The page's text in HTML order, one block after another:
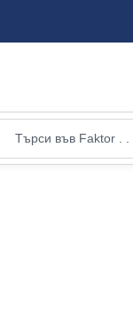
Американският